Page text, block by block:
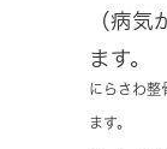
（病気
ます。
にらさわ整
ます。